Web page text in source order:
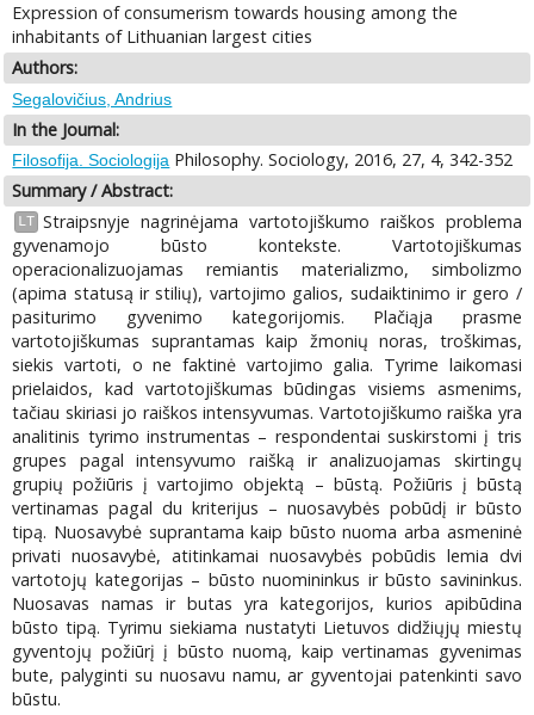
Expression of consumerism towards housing among the
inhabitants of Lithuanian largest cities
Authors:
Segalovičius, Andrius
In the Journal:
Filosofija. Sociologija Philosophy. Sociology, 2016, 27, 4, 342-352
Summary / Abstract:
LT Straipsnyje nagrinėjama vartotojiškumo raiškos problema
gyvenamojo būsto kontekste. Vartotojiškumas
operacionalizuojamas remiantis materializmo, simbolizmo
(apima statusą ir stilių), vartojimo galios, sudaiktinimo ir gero /
pasiturimo gyvenimo kategorijomis. Plačiąja prasme
vartotojiškumas suprantamas kaip žmonių noras, troškimas,
siekis vartoti, o ne faktinė vartojimo galia. Tyrime laikomasi
prielaidos, kad vartotojiškumas būdingas visiems asmenims,
tačiau skiriasi jo raiškos intensyvumas. Vartotojiškumo raiška yra
analitinis tyrimo instrumentas – respondentai suskirstomi į tris
grupes pagal intensyvumo raišką ir analizuojamas skirtingų
grupių požiūris į vartojimo objektą – būstą. Požiūris į būstą
vertinamas pagal du kriterijus – nuosavybės pobūdį ir būsto
tipą. Nuosavybė suprantama kaip būsto nuoma arba asmeninė
privati nuosavybė, atitinkamai nuosavybės pobūdis lemia dvi
vartotojų kategorijas – būsto nuomininkus ir būsto savininkus.
Nuosavas namas ir butas yra kategorijos, kurios apibūdina
būsto tipą. Tyrimu siekiama nustatyti Lietuvos didžiųjų miestų
gyventojų požiūrį į būsto nuomą, kaip vertinamas gyvenimas
bute, palyginti su nuosavu namu, ar gyventojai patenkinti savo
būstu.